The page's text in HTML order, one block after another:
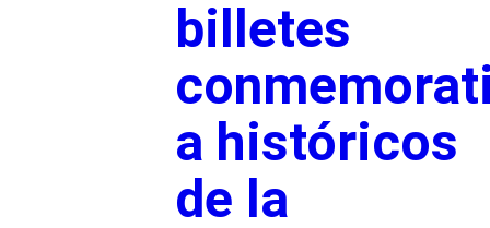
billetes
a históricos
de la